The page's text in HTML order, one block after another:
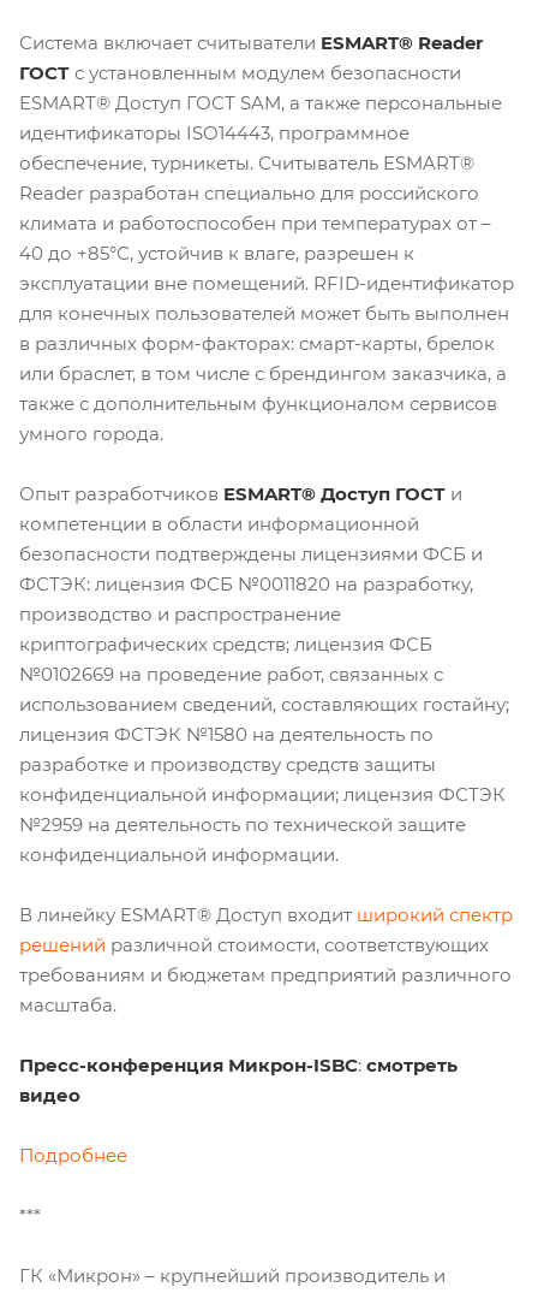
Система включает считыватели ESMART® Reader
ГОСТ с установленным модулем безопасности
ESMART® Доступ ГОСТ SAM, а также персональные
идентификаторы ISO14443, программное
обеспечение, турникеты. Считыватель ESMART®
Reader разработан специально для российского
климата и работоспособен при температурах от –
40 до +85°С, устойчив к влаге, разрешен к
эксплуатации вне помещений. RFID-идентификатор
для конечных пользователей может быть выполнен
в различных форм-факторах: смарт-карты, брелок
или браслет, в том числе с брендингом заказчика, а
также с дополнительным функционалом сервисов
умного города.
Опыт разработчиков ESMART® Доступ ГОСТ и
компетенции в области информационной
безопасности подтверждены лицензиями ФСБ и
ФСТЭК: лицензия ФСБ №0011820 на разработку,
производство и распространение
криптографических средств; лицензия ФСБ
№0102669 на проведение работ, связанных с
использованием сведений, составляющих гостайну;
лицензия ФСТЭК №1580 на деятельность по
разработке и производству средств защиты
конфиденциальной информации; лицензия ФСТЭК
№2959 на деятельность по технической защите
конфиденциальной информации.
В линейку ESMART® Доступ входит широкий спектр
решений различной стоимости, соответствующих
требованиям и бюджетам предприятий различного
масштаба.
Пресс-конференция Микрон-ISBC: смотреть
видео
Подробнее
***
ГК «Микрон» – крупнейший производитель и